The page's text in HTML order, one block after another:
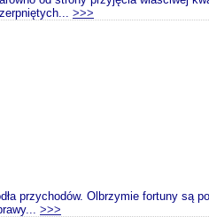
>>>
przychodów. Olbrzymie fortuny są
>>>